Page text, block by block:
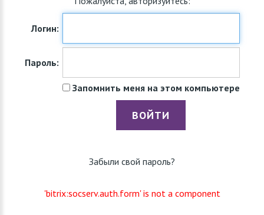
Логин:
Пароль:
Запомнить меня на этом компьютере
Забыли свой пароль?
'bitrix:socserv.auth.form' is not a component